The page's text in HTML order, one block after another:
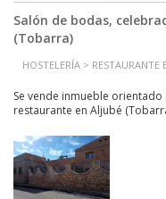
Salón de bodas,
(Tobarra)
HOSTELERÍA > RESTAURANTE
Se vende inmueble
restaurante en Aljubé